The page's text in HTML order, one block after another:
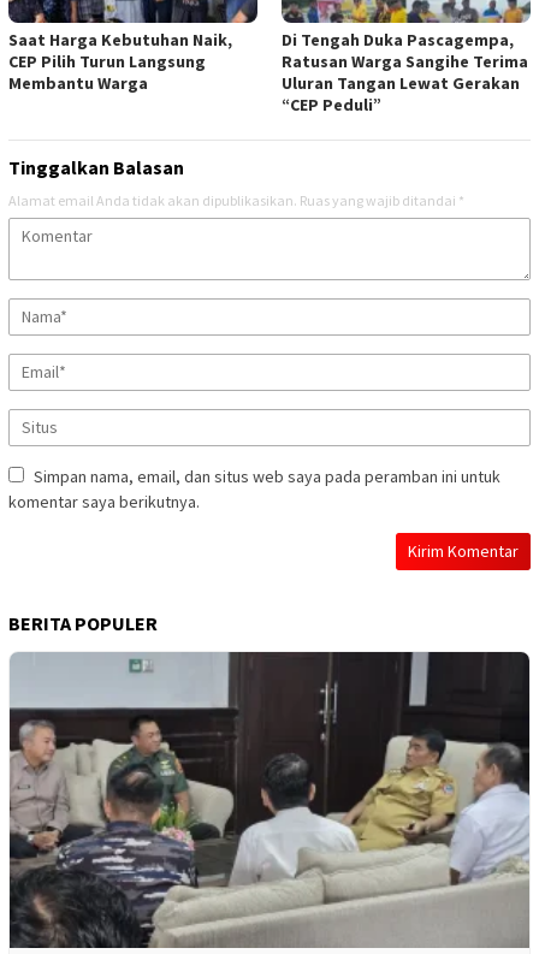
Saat Harga Kebutuhan Naik,
CEP Pilih Turun Langsung
Membantu Warga
Di Tengah Duka Pascagempa,
Ratusan Warga Sangihe Terima
Uluran Tangan Lewat Gerakan
“CEP Peduli”
Tinggalkan Balasan
Alamat email Anda tidak akan dipublikasikan. Ruas yang wajib ditandai *
Simpan nama, email, dan situs web saya pada peramban ini untuk
komentar saya berikutnya.
BERITA POPULER